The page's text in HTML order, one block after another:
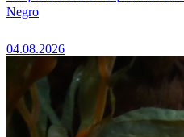
Negro
04.08.2026